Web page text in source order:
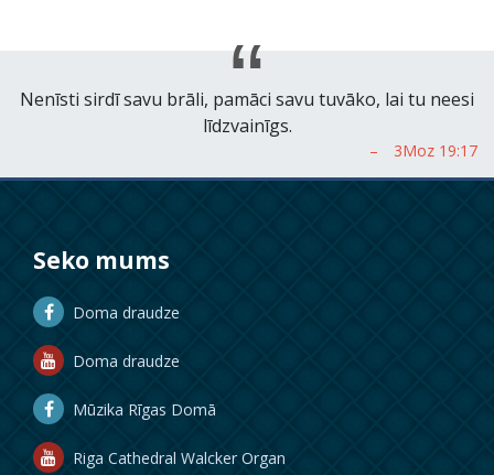
Nenīsti sirdī savu brāli, pamāci savu tuvāko, lai tu neesi
līdzvainīgs.
Seko mums
Doma draudze
Doma draudze
Mūzika Rīgas Domā
Riga Cathedral Walcker Organ